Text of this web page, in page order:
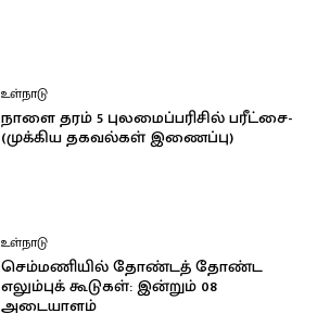
உள்நாடு
நாளை தரம் 5 புலமைப்பரிசில் பரீட்சை-
(முக்கிய தகவல்கள் இணைப்பு)
உள்நாடு
செம்மணியில் தோண்டத் தோண்ட
எலும்புக் கூடுகள்: இன்றும் 08
அடையாளம்